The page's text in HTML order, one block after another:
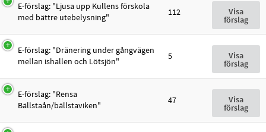
E-förslag: "Ljusa upp Kullens förskola
med bättre utebelysning"
112 Visa
förslag
E-förslag: "Dränering under gångvägen
mellan ishallen och Lötsjön"
5 Visa
förslag
E-förslag: "Rensa
Bällstaån/bällstaviken"
47 Visa
förslag